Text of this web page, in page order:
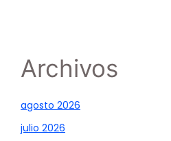
Archivos
agosto 2026
julio 2026